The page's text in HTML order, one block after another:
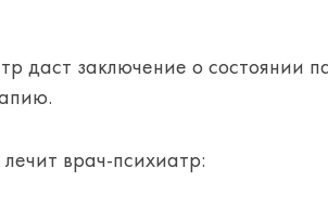
даст заключение о состоянии
врач-психиатр: